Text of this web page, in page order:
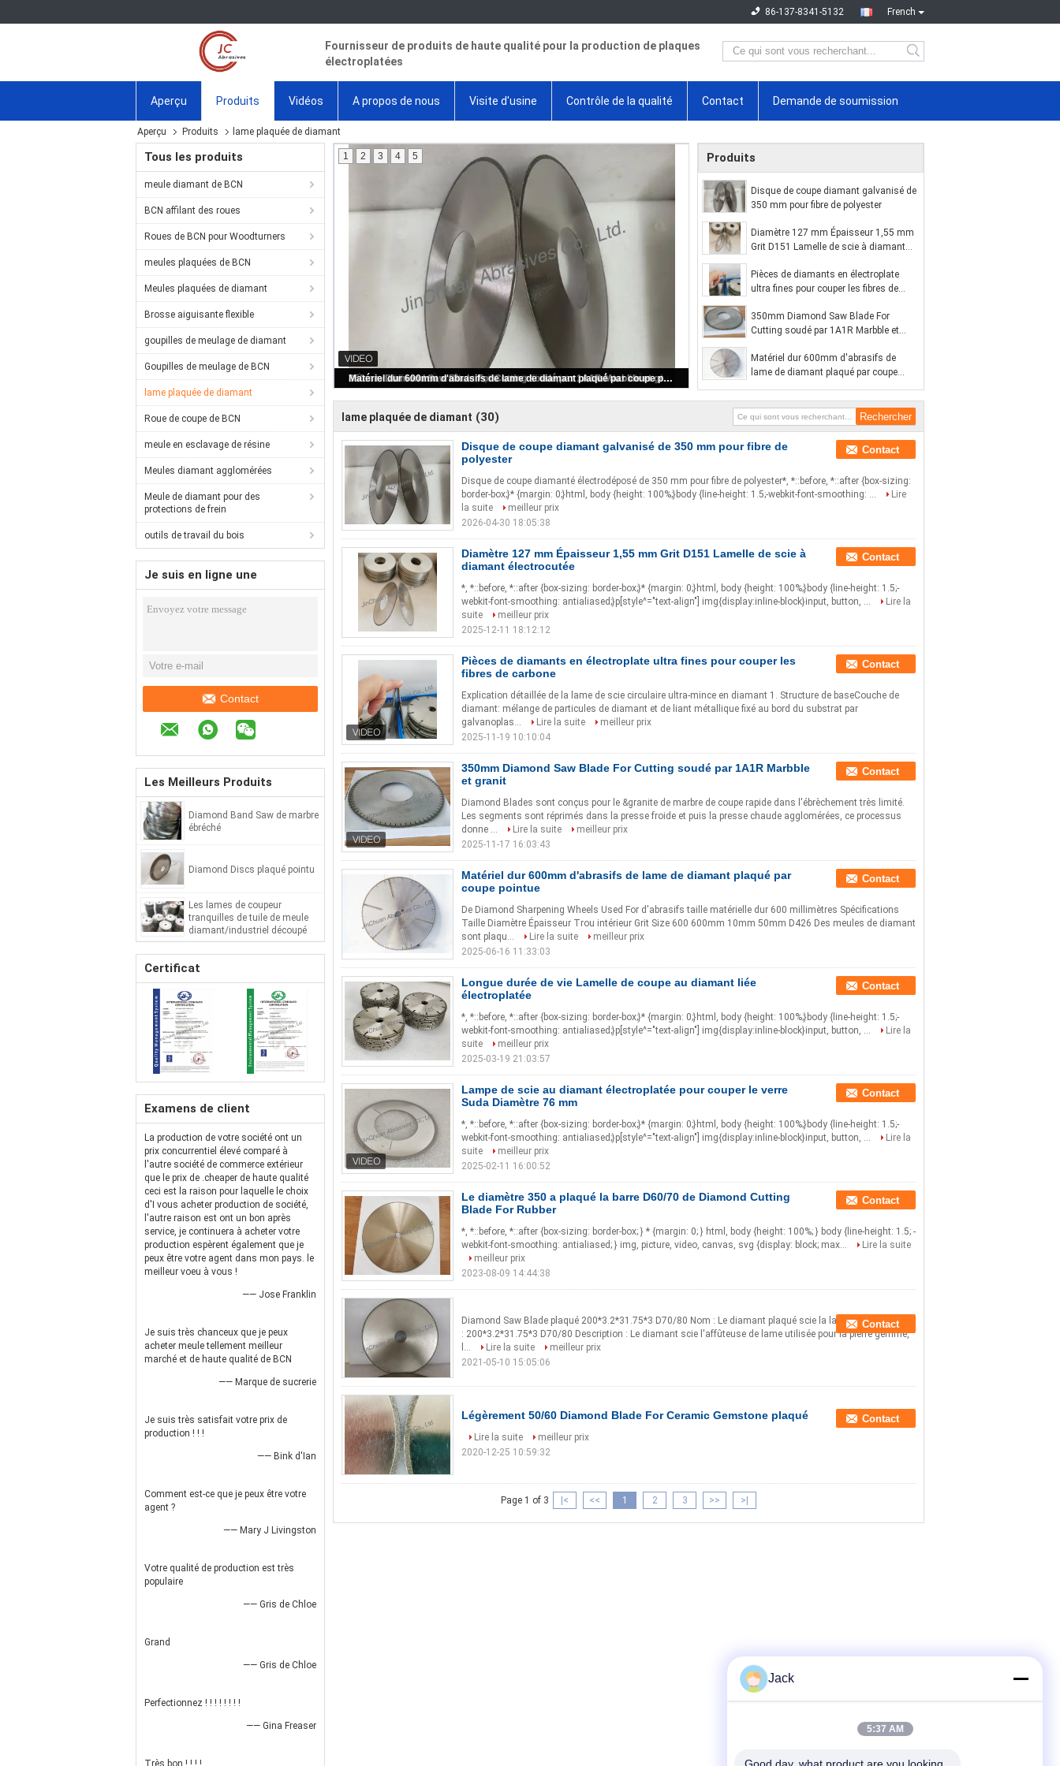
French
86-137-8341-5132
Fournisseur de produits de haute qualité pour la production de plaques
électroplatées
Aperçu Produits Vidéos A propos de nous Visite d'usine Contrôle de la qualité Contact Demande de soumission
Aperçu Produits lame plaquée de diamant
Tous les produits
meule diamant de BCN
BCN affilant des roues
Roues de BCN pour Woodturners
meules plaquées de BCN
Meules plaquées de diamant
Brosse aiguisante flexible
goupilles de meulage de diamant
Goupilles de meulage de BCN
lame plaquée de diamant
Roue de coupe de BCN
meule en esclavage de résine
Meules diamant agglomérées
Meule de diamant pour des
protections de frein
outils de travail du bois
Je suis en ligne une
discussion en ligne
Contact
Les Meilleurs Produits
Diamond Band Saw de marbre
ébréché
Diamond Discs plaqué pointu
Les lames de coupeur
tranquilles de tuile de meule
diamant/industriel découpé
ont vu la lame de diamant
Certificat
Examens de client
La production de votre société ont un
prix concurrentiel élevé comparé à
l'autre société de commerce extérieur
que le prix de .cheaper de haute qualité
ceci est la raison pour laquelle le choix
d'I vous acheter production de société,
l'autre raison est ont un bon après
service, je continuera à acheter votre
production espèrent également que je
peux être votre agent dans mon pays. le
meilleur voeu à vous !
—— Jose Franklin
Je suis très chanceux que je peux
acheter meule tellement meilleur
marché et de haute qualité de BCN
—— Marque de sucrerie
Je suis très satisfait votre prix de
production ! ! !
—— Bink d'Ian
Comment est-ce que je peux être votre
agent ?
—— Mary J Livingston
Votre qualité de production est très
populaire
—— Gris de Chloe
Grand
—— Gris de Chloe
Perfectionnez ! ! ! ! ! ! ! !
—— Gina Freaser
Très bon ! ! ! !
Disque de coupe diamant galvanisé de 350 mm pour fibre de polyester
1 2 3 4 5 Produits
Disque de coupe diamant galvanisé de
350 mm pour fibre de polyester
Diamètre 127 mm Épaisseur 1,55 mm
Grit D151 Lamelle de scie à diamant
Pièces de diamants en électroplate
ultra fines pour couper les fibres de
350mm Diamond Saw Blade For
Cutting soudé par 1A1R Marbble et
Matériel dur 600mm d'abrasifs de
lame de diamant plaqué par coupe
lame plaquée de diamant (30)
Disque de coupe diamant galvanisé de 350 mm pour fibre de
polyester
Contact
Disque de coupe diamanté électrodéposé de 350 mm pour fibre de polyester*, *::before, *::after {box-sizing:
border-box;}* {margin: 0;}html, body {height: 100%;}body {line-height: 1.5;-webkit-font-smoothing: ...
Lire
la suite
meilleur prix
2026-04-30 18:05:38
Diamètre 127 mm Épaisseur 1,55 mm Grit D151 Lamelle de scie à
diamant électrocutée
Contact
*, *::before, *::after {box-sizing: border-box;}* {margin: 0;}html, body {height: 100%;}body {line-height: 1.5;-
webkit-font-smoothing: antialiased;}p[style^="text-align"] img{display:inline-block}input, button, ...
Lire la
suite
meilleur prix
2025-12-11 18:12:12
Pièces de diamants en électroplate ultra fines pour couper les
fibres de carbone
Contact
Explication détaillée de la lame de scie circulaire ultra-mince en diamant 1. Structure de baseCouche de
diamant: mélange de particules de diamant et de liant métallique fixé au bord du substrat par
galvanoplas...
Lire la suite
meilleur prix
2025-11-19 10:10:04
350mm Diamond Saw Blade For Cutting soudé par 1A1R Marbble
et granit
Contact
Diamond Blades sont conçus pour le &granite de marbre de coupe rapide dans l'ébrèchement très limité.
Les segments sont réprimés dans la presse froide et puis la presse chaude agglomérées, ce processus
donne ...
Lire la suite
meilleur prix
2025-11-17 16:03:43
Matériel dur 600mm d'abrasifs de lame de diamant plaqué par
coupe pointue
Contact
De Diamond Sharpening Wheels Used For d'abrasifs taille matérielle dur 600 millimètres Spécifications
Taille Diamètre Épaisseur Trou intérieur Grit Size 600 600mm 10mm 50mm D426 Des meules de diamant
sont plaqu...
Lire la suite
meilleur prix
2025-06-16 11:33:03
Longue durée de vie Lamelle de coupe au diamant liée
électroplatée
Contact
*, *::before, *::after {box-sizing: border-box;}* {margin: 0;}html, body {height: 100%;}body {line-height: 1.5;-
webkit-font-smoothing: antialiased;}p[style^="text-align"] img{display:inline-block}input, button, ...
Lire la
suite
meilleur prix
2025-03-19 21:03:57
Lampe de scie au diamant électroplatée pour couper le verre
Suda Diamètre 76 mm
Contact
*, *::before, *::after {box-sizing: border-box;}* {margin: 0;}html, body {height: 100%;}body {line-height: 1.5;-
webkit-font-smoothing: antialiased;}p[style^="text-align"] img{display:inline-block}input, button, ...
Lire la
suite
meilleur prix
2025-02-11 16:00:52
Le diamètre 350 a plaqué la barre D60/70 de Diamond Cutting
Blade For Rubber
Contact
*, *::before, *::after {box-sizing: border-box; } * {margin: 0; } html, body {height: 100%; } body {line-height: 1.5; -
webkit-font-smoothing: antialiased; } img, picture, video, canvas, svg {display: block; max...
Lire la suite
meilleur prix
2023-08-09 14:44:38
Contact
Diamond Saw Blade plaqué 200*3.2*31.75*3 D70/80 Nom : Le diamant plaqué scie la lame Spécifications
: 200*3.2*31.75*3 D70/80 Description : Le diamant scie l'affûteuse de lame utilisée pour la pierre gemme,
l...
Lire la suite
meilleur prix
2021-05-10 15:05:06
Légèrement 50/60 Diamond Blade For Ceramic Gemstone plaqué Contact
Lire la suite
meilleur prix
2020-12-25 10:59:32
Page 1 of 3 |< << 1 2 3 >> >|
Jack
5:37 AM